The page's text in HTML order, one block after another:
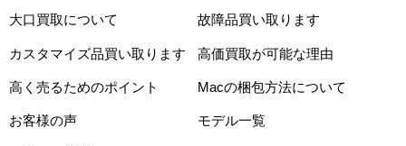
大口買取について 故障品買い取ります
カスタマイズ品買い取ります 高価買取が可能な理由
高く売るためのポイント Macの梱包方法について
お客様の声 モデル一覧